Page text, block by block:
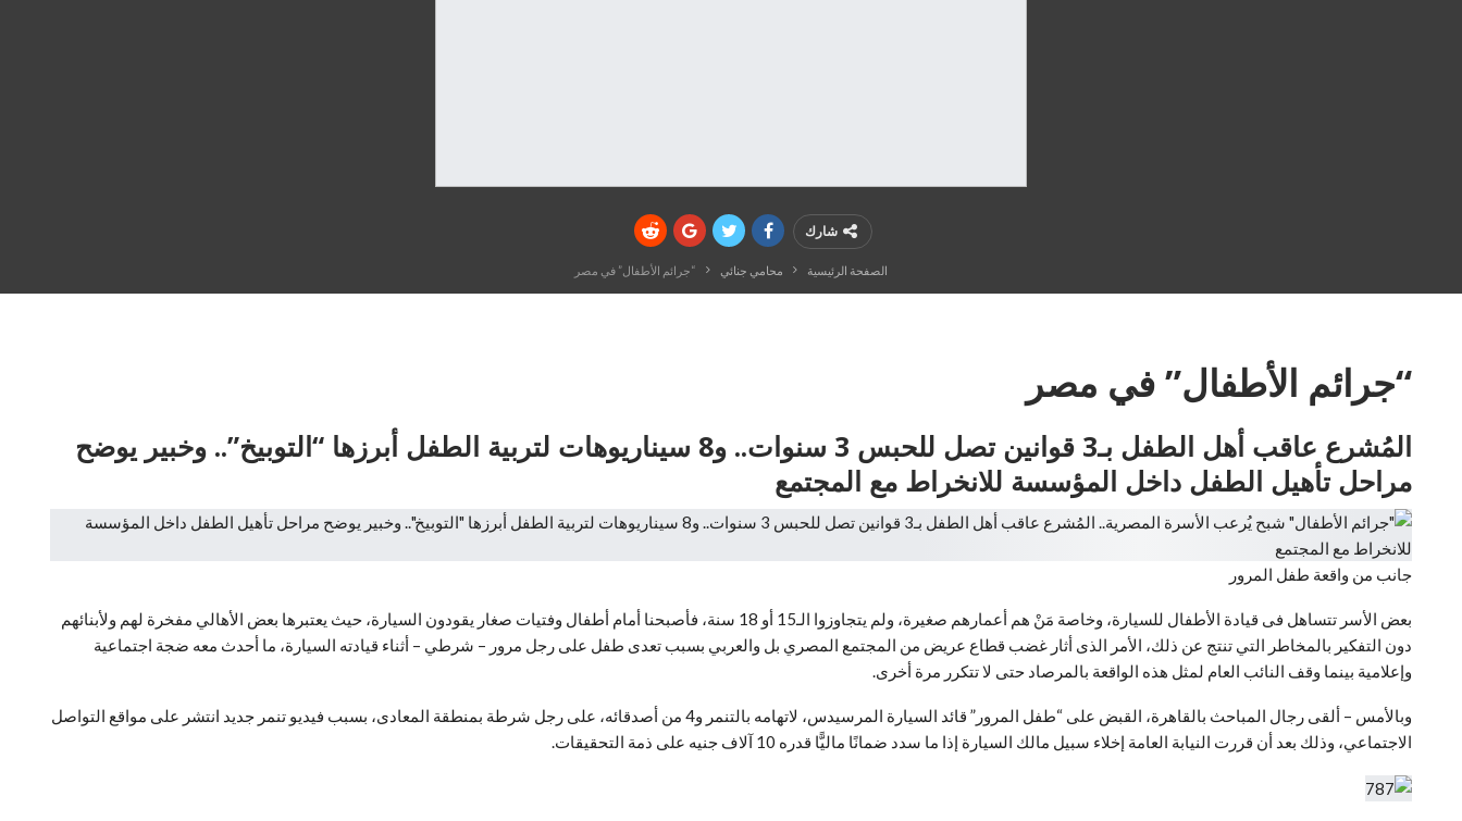
شارك
الصفحة الرئيسية محامي جنائي “جرائم الأطفال” في مصر
“جرائم الأطفال” في مصر
المُشرع عاقب أهل الطفل بـ3 قوانين تصل للحبس 3 سنوات.. و8 سيناريوهات لتربية الطفل أبرزها “التوبيخ”.. وخبير يوضح
مراحل تأهيل الطفل داخل المؤسسة للانخراط مع المجتمع
جانب من واقعة طفل المرور
بعض الأسر تتساهل فى قيادة الأطفال للسيارة، وخاصة مَنْ هم أعمارهم صغيرة، ولم يتجاوزوا الـ15 أو 18 سنة، فأصبحنا أمام أطفال وفتيات صغار يقودون السيارة، حيث يعتبرها بعض الأهالي مفخرة لهم ولأبنائهم
دون التفكير بالمخاطر التي تنتج عن ذلك، الأمر الذى أثار غضب قطاع عريض من المجتمع المصري بل والعربي بسبب تعدى طفل على رجل مرور – شرطي – أثناء قيادته السيارة، ما أحدث معه ضجة اجتماعية
وإعلامية بينما وقف النائب العام لمثل هذه الواقعة بالمرصاد حتى لا تتكرر مرة أخرى.
وبالأمس – ألقى رجال المباحث بالقاهرة، القبض على “طفل المرور” قائد السيارة المرسيدس، لاتهامه بالتنمر و4 من أصدقائه، على رجل شرطة بمنطقة المعادى، بسبب فيديو تنمر جديد انتشر على مواقع التواصل
الاجتماعي، وذلك بعد أن قررت النيابة العامة إخلاء سبيل مالك السيارة إذا ما سدد ضمانًا ماليًّا قدره 10 آلاف جنيه على ذمة التحقيقات.